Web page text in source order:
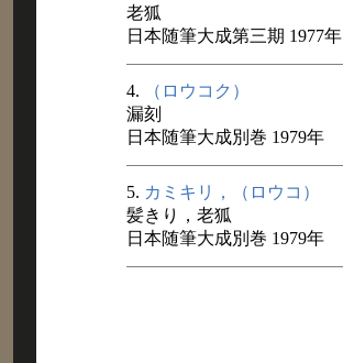
老狐
日本随筆大成第三期 1977年
4.
（ロウコク）
漏刻
日本随筆大成別巻 1979年
5. カミキリ，（ロウコ）
髪きり，老狐
日本随筆大成別巻 1979年